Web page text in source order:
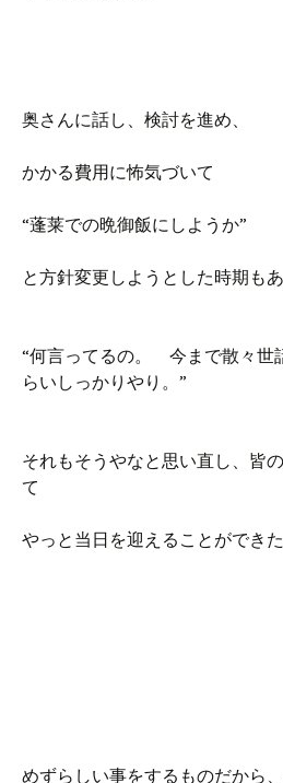
奥さんに話し、検討を進め、
かかる費用に怖気づいて
“蓬莱での晩御飯にしようか”
と方針変更しようとした時期もあ
“何言ってるの。 今まで散々世
らいしっかりやり。”
それもそうやなと思い直し、皆
て
やっと当日を迎えることができた
めずらしい事をするものだから、